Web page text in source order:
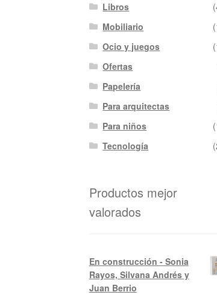
Libros
Mobiliario
Ocio y juegos
Ofertas
Papelería
Para arquitectas
Para niños
Tecnología
Productos mejor
valorados
En construcción - Sonia
Rayos, Silvana Andrés y
Juan Berrio